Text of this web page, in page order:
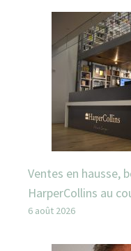
Ventes en hausse,
HarperCollins au
6 août 2026